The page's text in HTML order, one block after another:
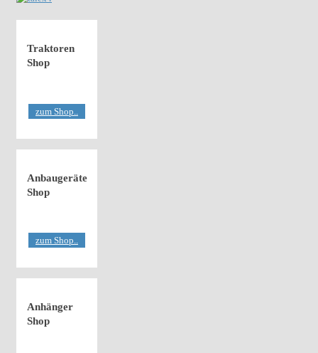
Traktoren
Shop
zum Shop..
Anbaugeräte
Shop
zum Shop..
Anhänger
Shop